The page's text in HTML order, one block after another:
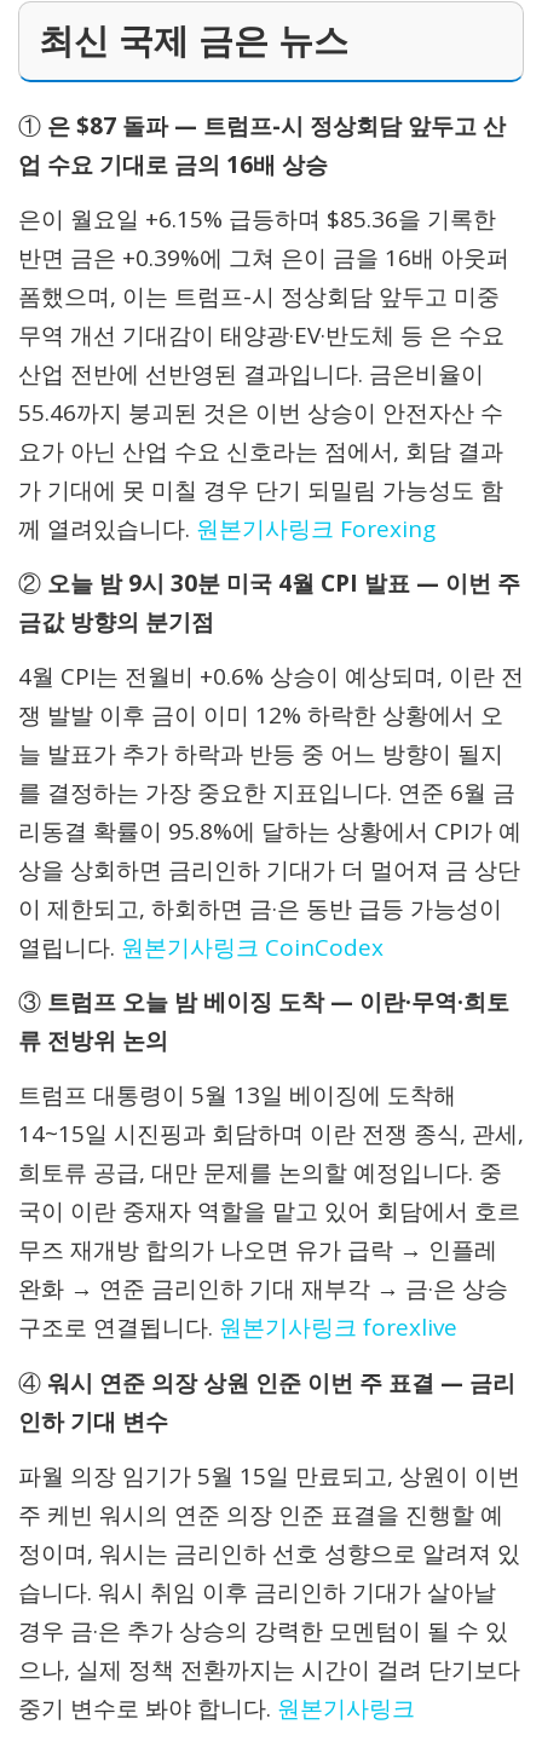
최신 국제 금은 뉴스
① 은 $87 돌파 — 트럼프-시 정상회담 앞두고 산
업 수요 기대로 금의 16배 상승
은이 월요일 +6.15% 급등하며 $85.36을 기록한
반면 금은 +0.39%에 그쳐 은이 금을 16배 아웃퍼
폼했으며, 이는 트럼프-시 정상회담 앞두고 미중
무역 개선 기대감이 태양광·EV·반도체 등 은 수요
산업 전반에 선반영된 결과입니다. 금은비율이
55.46까지 붕괴된 것은 이번 상승이 안전자산 수
요가 아닌 산업 수요 신호라는 점에서, 회담 결과
가 기대에 못 미칠 경우 단기 되밀림 가능성도 함
께 열려있습니다. 원본기사링크 Forexing
② 오늘 밤 9시 30분 미국 4월 CPI 발표 — 이번 주
금값 방향의 분기점
4월 CPI는 전월비 +0.6% 상승이 예상되며, 이란 전
쟁 발발 이후 금이 이미 12% 하락한 상황에서 오
늘 발표가 추가 하락과 반등 중 어느 방향이 될지
를 결정하는 가장 중요한 지표입니다. 연준 6월 금
리동결 확률이 95.8%에 달하는 상황에서 CPI가 예
상을 상회하면 금리인하 기대가 더 멀어져 금 상단
이 제한되고, 하회하면 금·은 동반 급등 가능성이
열립니다. 원본기사링크 CoinCodex
③ 트럼프 오늘 밤 베이징 도착 — 이란·무역·희토
류 전방위 논의
트럼프 대통령이 5월 13일 베이징에 도착해
14~15일 시진핑과 회담하며 이란 전쟁 종식, 관세,
희토류 공급, 대만 문제를 논의할 예정입니다. 중
국이 이란 중재자 역할을 맡고 있어 회담에서 호르
무즈 재개방 합의가 나오면 유가 급락 → 인플레
완화 → 연준 금리인하 기대 재부각 → 금·은 상승
구조로 연결됩니다. 원본기사링크 forexlive
④ 워시 연준 의장 상원 인준 이번 주 표결 — 금리
인하 기대 변수
파월 의장 임기가 5월 15일 만료되고, 상원이 이번
주 케빈 워시의 연준 의장 인준 표결을 진행할 예
정이며, 워시는 금리인하 선호 성향으로 알려져 있
습니다. 워시 취임 이후 금리인하 기대가 살아날
경우 금·은 추가 상승의 강력한 모멘텀이 될 수 있
으나, 실제 정책 전환까지는 시간이 걸려 단기보다
중기 변수로 봐야 합니다. 원본기사링크